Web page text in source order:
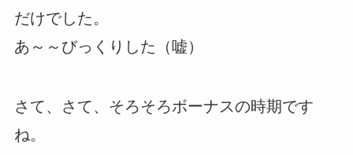
だけでした。
あ～～びっくりした（嘘）
さて、さて、そろそろボーナスの時期です
ね。